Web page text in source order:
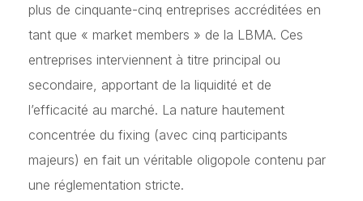
plus de cinquante-cinq entreprises accréditées en
tant que « market members » de la LBMA. Ces
entreprises interviennent à titre principal ou
secondaire, apportant de la liquidité et de
l’efficacité au marché. La nature hautement
concentrée du fixing (avec cinq participants
majeurs) en fait un véritable oligopole contenu par
une réglementation stricte.